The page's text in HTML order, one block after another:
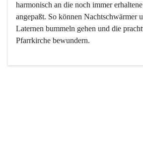
harmonisch an die noch immer
angepaßt. So können Nachtschwärmer
Laternen bummeln gehen und die
Pfarrkirche bewundern.
Der Weinbau dominert heute nicht